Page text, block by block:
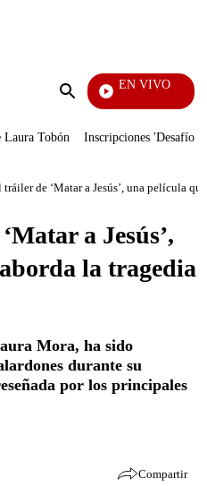
Enviar
EN VIVO
La
Laura Tobón Inscripciones 'Desafío'
de ‘Matar a Jesús’, una película
a Jesús’,
la tragedia
Mora, ha sido
durante su
por los principales
Compartir